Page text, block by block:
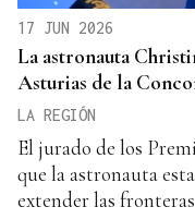
17 JUN 2026
La astronauta
Asturias de la
LA REGIÓN
El jurado de los
que la astronauta
extender las